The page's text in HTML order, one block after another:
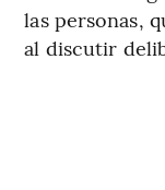
las personas,
al discutir